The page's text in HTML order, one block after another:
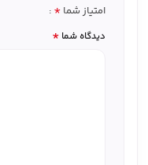
امتیاز شما *
دیدگاه شما *